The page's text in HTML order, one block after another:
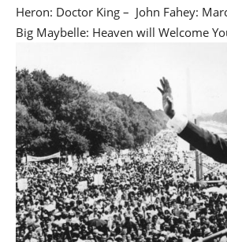
Heron: Doctor King – John Fahey:
Big Maybelle: Heaven will Welcome